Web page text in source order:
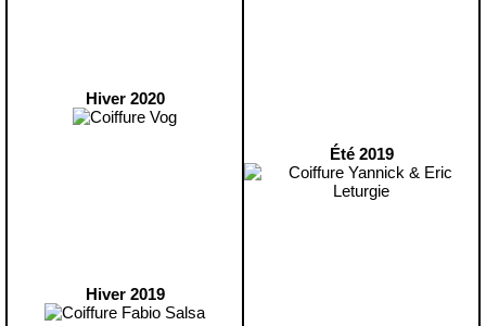
Hiver 2020
Hiver 2019
Été 2019